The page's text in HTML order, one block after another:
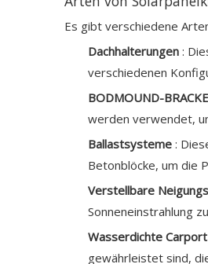
Es gibt verschiedene
Dachhalterungen :
verschiedenen
BODMOUND-
werden verwendet,
Ballastsysteme :
Betonblöcke, um die
Verstellbare
Sonneneinstrahlung
Wasserdichte
gewährleistet sind,